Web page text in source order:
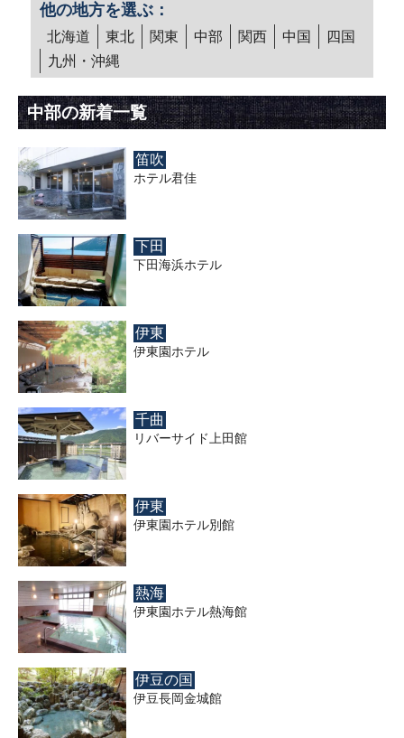
他の地方を選ぶ：
北海道 東北 関東 中部 関西 中国
四国
九州・沖縄
中部の新着一覧
笛吹
ホテル君佳
下田
下田海浜ホテル
伊東
伊東園ホテル
千曲
リバーサイド上田館
伊東
伊東園ホテル別館
熱海
伊東園ホテル熱海館
伊豆の国
伊豆長岡金城館